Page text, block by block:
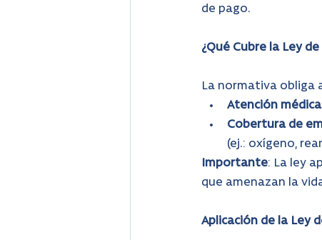
de pago.
¿Qué Cubre la Ley de
La normativa obliga
Atención
Cobertura de
(ej.: oxígeno,
Importante: La ley
que amenazan la
Aplicación de la Ley